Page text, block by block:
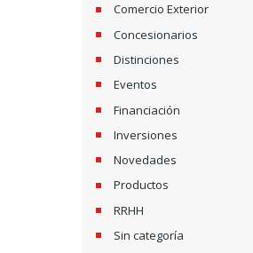
Comercio Exterior
Concesionarios
Distinciones
Eventos
Financiación
Inversiones
Novedades
Productos
RRHH
Sin categoría